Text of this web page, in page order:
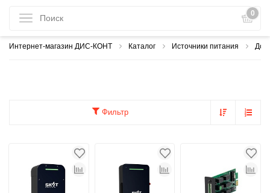
0
Интернет-магазин ДИС-КОНТ Каталог Источники питания
Фильтр